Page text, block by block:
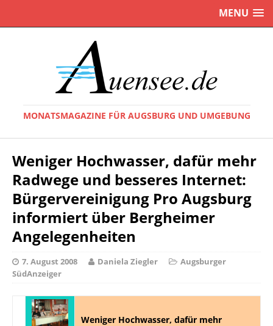
MENU
MONATSMAGAZINE FÜR AUGSBURG UND UMGEBUNG
Weniger Hochwasser, dafür mehr
Radwege und besseres Internet:
Bürgervereinigung Pro Augsburg
informiert über Bergheimer
Angelegenheiten
7. August 2008 Daniela Ziegler
Augsburger
SüdAnzeiger
Weniger Hochwasser, dafür mehr